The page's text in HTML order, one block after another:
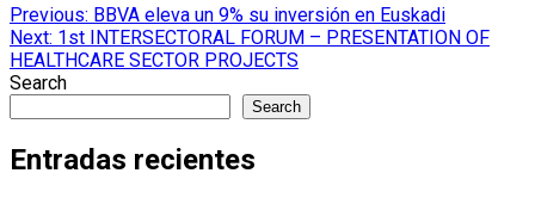
Post
navigation
Previous: BBVA eleva un 9% su inversión en Euskadi
Next: 1st INTERSECTORAL FORUM – PRESENTATION OF
HEALTHCARE SECTOR PROJECTS
Search
Search
Entradas recientes